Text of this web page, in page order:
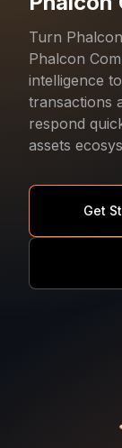
Turn
Phalcon
intelligence
transactions
respond
assets
Get